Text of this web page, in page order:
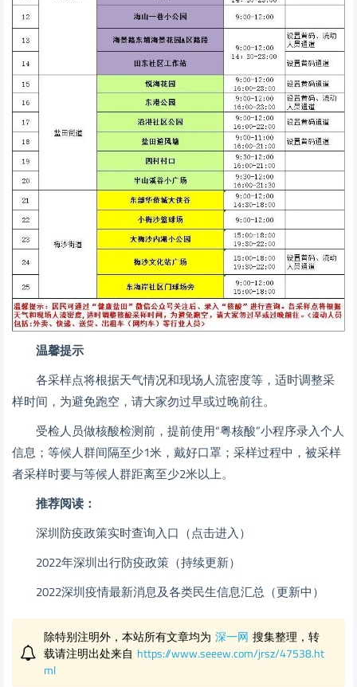
温馨提示
各采样点将根据天气情况和现场人流密度等，适时调整采
样时间，为避免跑空，请大家勿过早或过晚前往。
受检人员做核酸检测前，提前使用“粤核酸”小程序录入个人
信息；等候人群间隔至少1米，戴好口罩；采样过程中，被采样
者采样时要与等候人群距离至少2米以上。
推荐阅读：
深圳防疫政策实时查询入口（点击进入）
2022年深圳出行防疫政策（持续更新）
2022深圳疫情最新消息及各类民生信息汇总（更新中）
除特别注明外，本站所有文章均为 深一网 搜集整理，转
载请注明出处来自 https://www.seeew.com/jrsz/47538.ht
ml